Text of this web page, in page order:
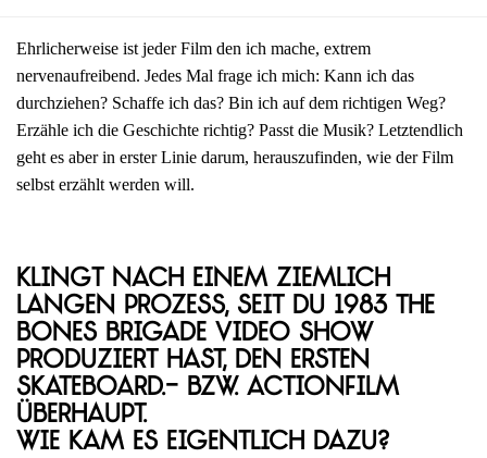
Ehrlicherweise ist jeder Film den ich mache, extrem
nervenaufreibend. Jedes Mal frage ich mich: Kann ich das
durchziehen? Schaffe ich das? Bin ich auf dem richtigen Weg?
Erzähle ich die Geschichte richtig? Passt die Musik? Letztendlich
geht es aber in erster Linie darum, herauszufinden, wie der Film
selbst erzählt werden will.
Klingt nach einem ziemlich
langen Prozess, seit du 1983 The
Bones Brigade Video Show
produziert hast, den ersten
Skateboard.- bzw. Actionfilm
überhaupt.
Wie kam es eigentlich dazu?